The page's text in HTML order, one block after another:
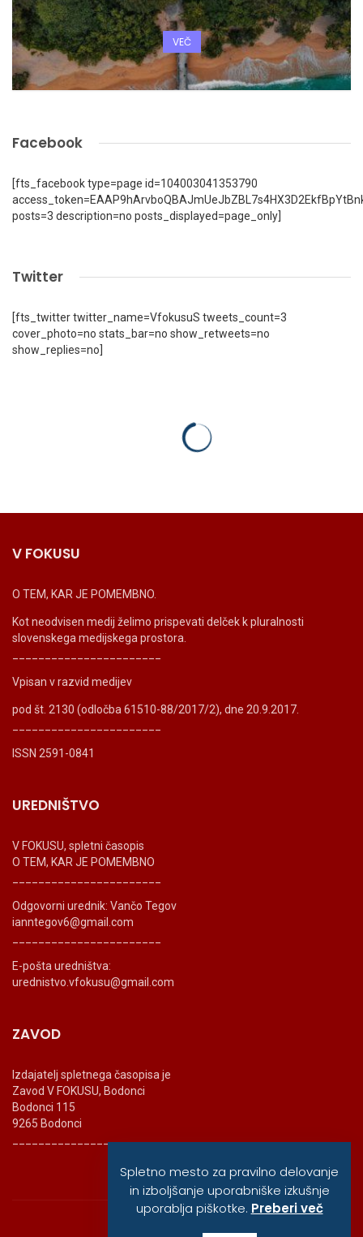
VEČ
Facebook
[fts_facebook type=page id=104003041353790
posts=3 description=no posts_displayed=page_only]
Twitter
[fts_twitter twitter_name=VfokusuS tweets_count=3
cover_photo=no stats_bar=no show_retweets=no
show_replies=no]
V FOKUSU
O TEM, KAR JE POMEMBNO.
Kot neodvisen medij želimo prispevati delček k pluralnosti
slovenskega medijskega prostora.
Vpisan v razvid medijev
pod št. 2130 (odločba 61510-88/2017/2), dne 20.9.2017.
ISSN 2591-0841
UREDNIŠTVO
V FOKUSU, spletni časopis
O TEM, KAR JE POMEMBNO
Odgovorni urednik: Vančo Tegov
ianntegov6@gmail.com
E-pošta uredništva:
urednistvo.vfokusu@gmail.com
ZAVOD
Izdajatelj spletnega časopisa je
Zavod V FOKUSU, Bodonci
Bodonci 115
9265 Bodonci
_______________________
© vfokusu, 2020
Spletno mesto za pravilno delovanje
in izboljšanje uporabniške izkušnje
uporablja piškotke. Preberi več